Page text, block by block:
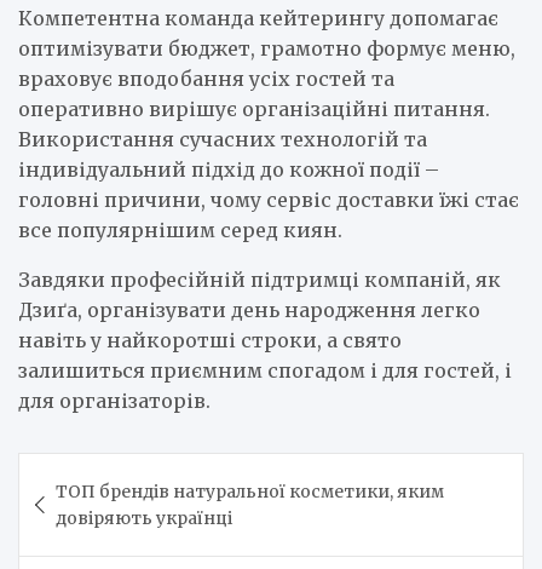
Компетентна команда кейтерингу допомагає
оптимізувати бюджет, грамотно формує меню,
враховує вподобання усіх гостей та
оперативно вирішує організаційні питання.
Використання сучасних технологій та
індивідуальний підхід до кожної події –
головні причини, чому сервіс доставки їжі стає
все популярнішим серед киян.
Завдяки професійній підтримці компаній, як
Дзиґа, організувати день народження легко
навіть у найкоротші строки, а свято
залишиться приємним спогадом і для гостей, і
для організаторів.
по
записям
ТОП брендів натуральної косметики, яким
довіряють українці